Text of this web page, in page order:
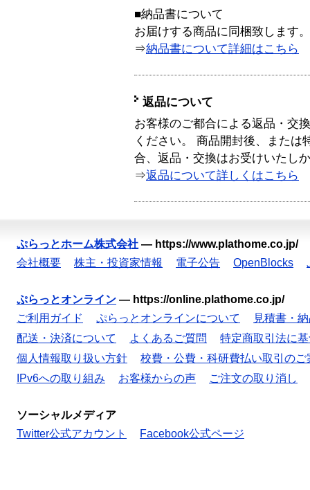
■納品書について
お届けする商品に同梱致します。
⇒納品書について詳細はこちら
返品について
お客様のご都合による返品・交
ください。 商品開封後、または
合、返品・交換はお受けいたし
⇒返品について詳しくはこちら
ぷらっとホーム株式会社 — https://www.plathome.co.jp/
会社概要
株主・投資家情報 電子公告 OpenBlocks
ぷらっとオンライン — https://online.plathome.co.jp/
ご利用ガイド
ぷらっとオンラインについて
見積書・
配送・決済について
よくあるご質問
特定商取引法に
個人情報取り扱い方針
校費・公費・科研費払い取引のご
IPv6への取り組み
お客様からの声 ご注文の取り消し
ソーシャルメディア
Twitter公式アカウント
Facebook公式ページ